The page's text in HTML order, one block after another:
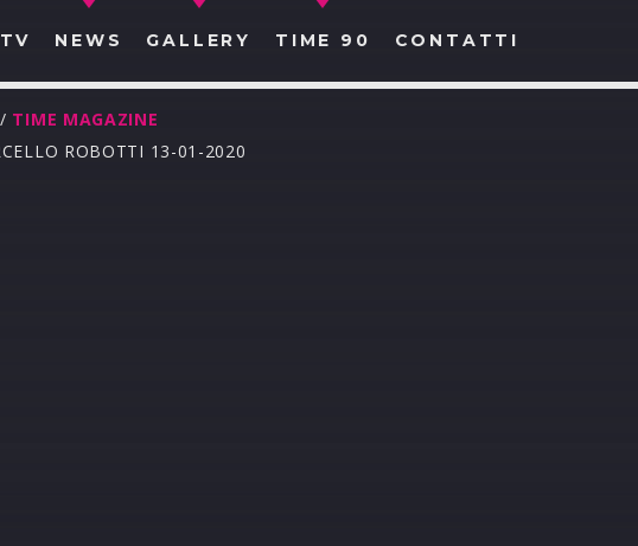
NEWS GALLERY TIME 90 CONTATTI
/ TIME MAGAZINE
ROBOTTI 13-01-2020